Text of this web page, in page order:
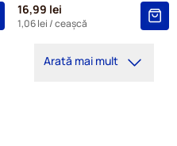
16,99 lei
1,06 lei / ceașcă
Arată mai mult